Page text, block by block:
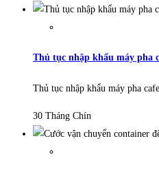
Thủ tục nhập khẩu máy pha
Thủ tục nhập khẩu máy pha
30 Tháng Chín